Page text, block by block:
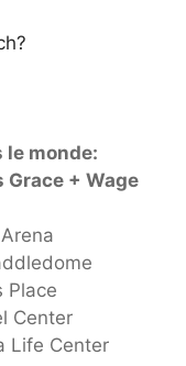
monde:
+ Wage
Place
Center
Life Center